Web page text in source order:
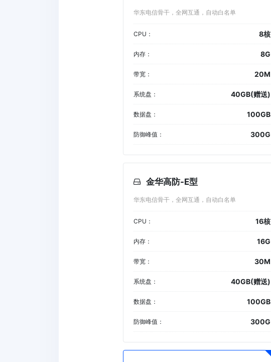
华东电信骨干，全网互通，自动白名单
CPU： 8核
内存： 8G
带宽： 20M
系统盘： 40GB(赠送)
数据盘： 100GB
防御峰值： 300G
金华高防-E型
华东电信骨干，全网互通，自动白名单
CPU： 16核
内存： 16G
带宽： 30M
系统盘： 40GB(赠送)
数据盘： 100GB
防御峰值： 300G